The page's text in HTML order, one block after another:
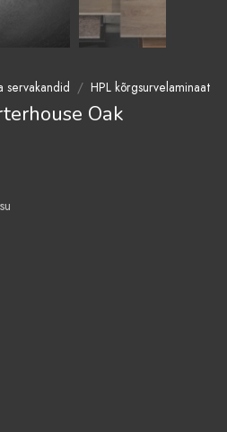
servakandid / HPL kõrgsurvelaminaat
Oak